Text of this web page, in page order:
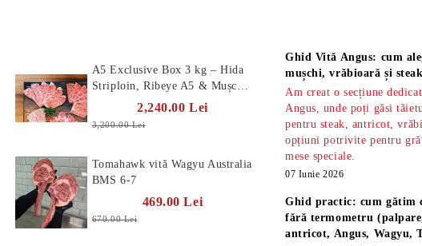
A5 Exclusive Box 3 kg – Hida
Striploin, Ribeye A5 & Mușchi
2,240.00 Lei
3,200.00 Lei
Tomahawk vită Wagyu Australia
BMS 6-7
469.00 Lei
670.00 Lei
Ghid Vită Angus: cum
mușchi, vrăbioară și
Am creat o secțiune
Angus, unde poți găsi
pentru steak, antricot,
opțiuni potrivite pentru
mese speciale.
07 Iunie 2026
Ghid practic: cum gătim
fără termometru
antricot, Angus, Wagyu,